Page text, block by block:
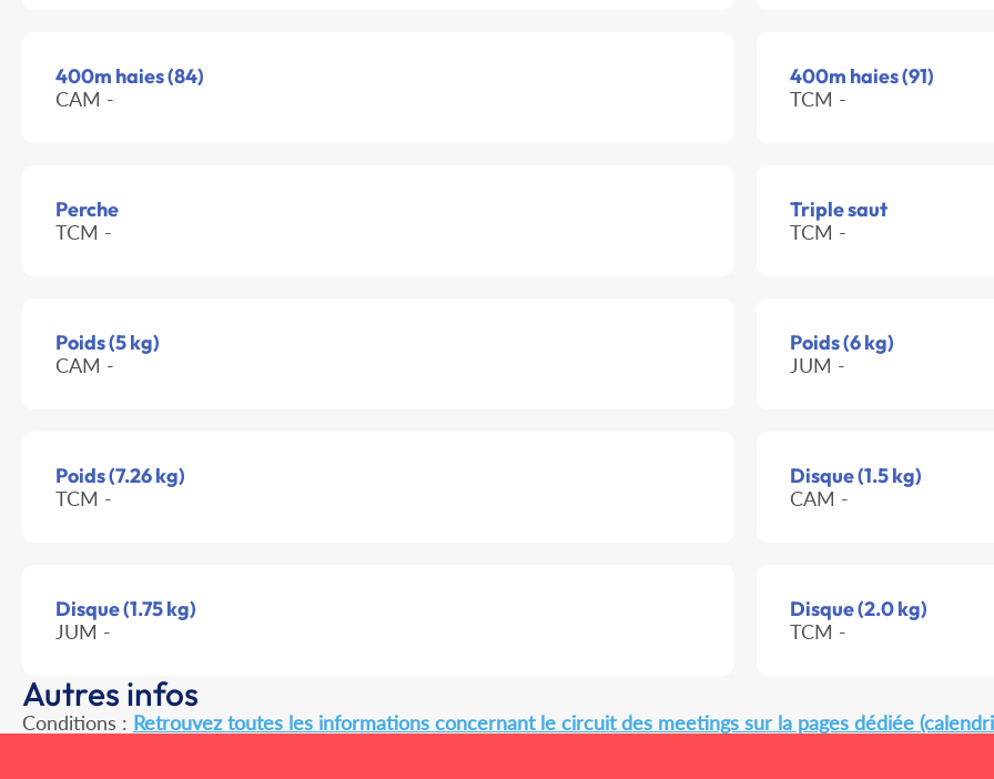
400m haies (84)
CAM -
400m haies (91)
TCM -
Perche
TCM -
Triple saut
TCM -
Poids (5 kg)
CAM -
Poids (6 kg)
JUM -
Poids (7.26 kg)
TCM -
Disque (1.5 kg)
CAM -
Disque (1.75 kg)
JUM -
Disque (2.0 kg)
TCM -
Autres infos
Conditions : Retrouvez toutes les informations concernant le circuit des meetings sur la pages dédiée